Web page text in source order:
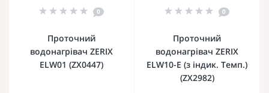
0
Проточний
водонагрівач ZERIX
ELW01 (ZX0447)
0
Проточний
водонагрівач ZERIX
ELW10-E (з індик. Темп.)
(ZX2982)